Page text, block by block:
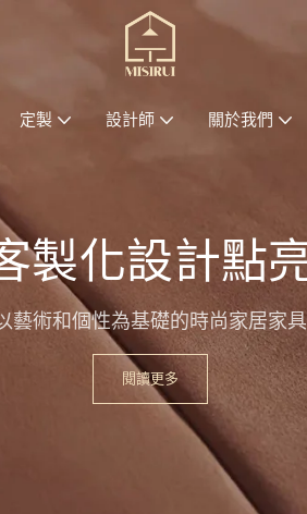
定製 設計師 關於我們
製化設計，
活
藝術和個性為基礎的時尚家居家
閱讀更多